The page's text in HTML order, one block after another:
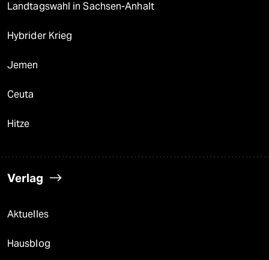
Landtagswahl in Sachsen-Anhalt
Hybrider Krieg
Jemen
Ceuta
Hitze
Verlag
Aktuelles
Hausblog